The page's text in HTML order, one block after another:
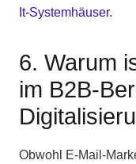
It‑Systemhäuser.
6. Warum
im B2B-
Obwohl E-Mail-